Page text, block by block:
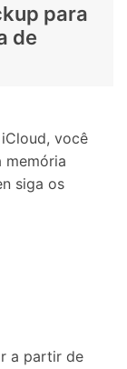
para
de
você
memória
siga os
a partir de